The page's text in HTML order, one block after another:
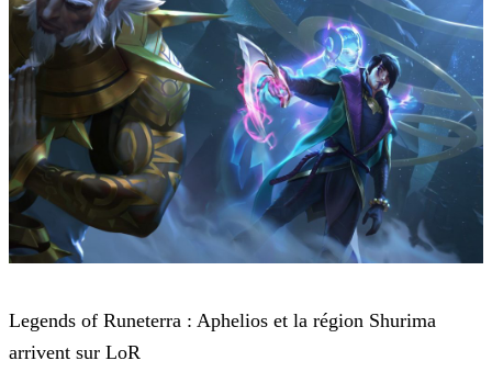
Legends of Runeterra : Aphelios et la région Shurima
arrivent sur LoR